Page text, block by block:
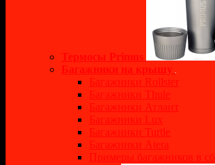
Термосы Primus
Багажники на крышу
Багажники Rollster
Багажники Thule
Багажники Атлант
Багажники Lux
Багажники Turtle
Багажники Atera
Примеры багажников в сб